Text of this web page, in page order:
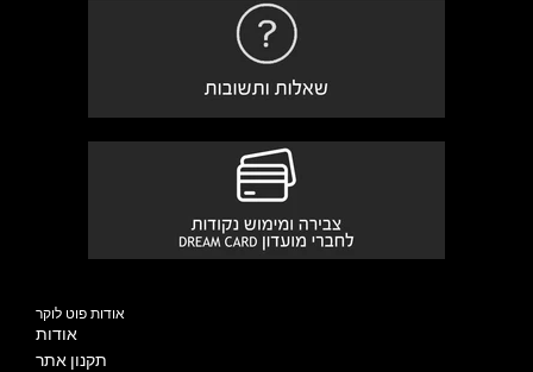
אודות פוט לוקר
אודות
תקנון אתר